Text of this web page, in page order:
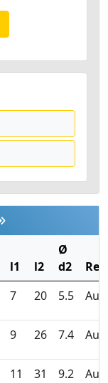
l1 l2
Ø
d2
7 20 5.5
9 26 7.4
11 31 9.2